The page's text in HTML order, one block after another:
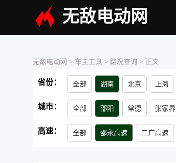
无敌电动网
无敌电动网 > 车主工具 > 路况查询 > 正文
省份： 全部 湖南 北京 上海
青海 浙江 吉林
城市： 全部 邵阳 常德 张家界
高速： 全部 邵永高速 二广高速